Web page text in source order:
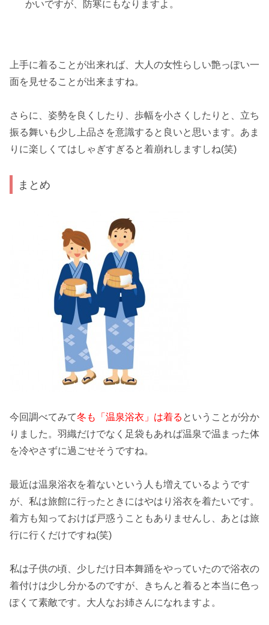
かいですが、防寒にもなりますよ。
上手に着ることが出来れば、 大人の女性らしい艶っぽい一
面を見せる ことが出来ますね。
さらに、姿勢を良くしたり、歩幅を小さくしたりと、 立ち
振る舞いも少し上品さを意識すると良いと思います。あま
りに楽しくてはしゃぎすぎると着崩れしますしね(笑)
まとめ
今回調べてみて冬も「温泉浴衣」は着る ということが分か
りました。羽織だけでなく足袋もあれば温泉で温まった体
を冷やさずに過ごせそうですね。
最近は温泉浴衣を着ないという人も増えている ようです
が、私は旅館に行ったときにはやはり浴衣を着たいです。
着方も知っておけば戸惑うこともありませんし、あとは旅
行に行くだけですね(笑)
私は子供の頃、少しだけ日本舞踊をやっていたので浴衣の
着付けは少し分かるのですが、きちんと着ると本当に色っ
ぽくて素敵です。大人なお姉さんになれますよ。